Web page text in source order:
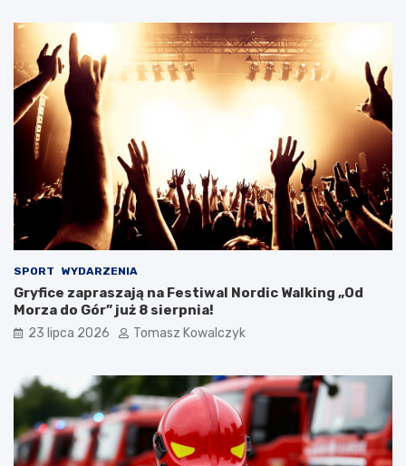
SPORT WYDARZENIA
Gryfice zapraszają na Festiwal Nordic Walking „Od
Morza do Gór” już 8 sierpnia!
23 lipca 2026 Tomasz Kowalczyk